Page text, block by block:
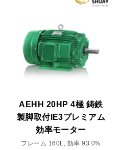
AEHH 20HP 4極 鋳鉄
製脚取付IE3プレミアム
効率モーター
フレーム 160L, 効率 93.0%